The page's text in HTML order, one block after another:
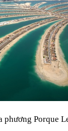
phương Porque